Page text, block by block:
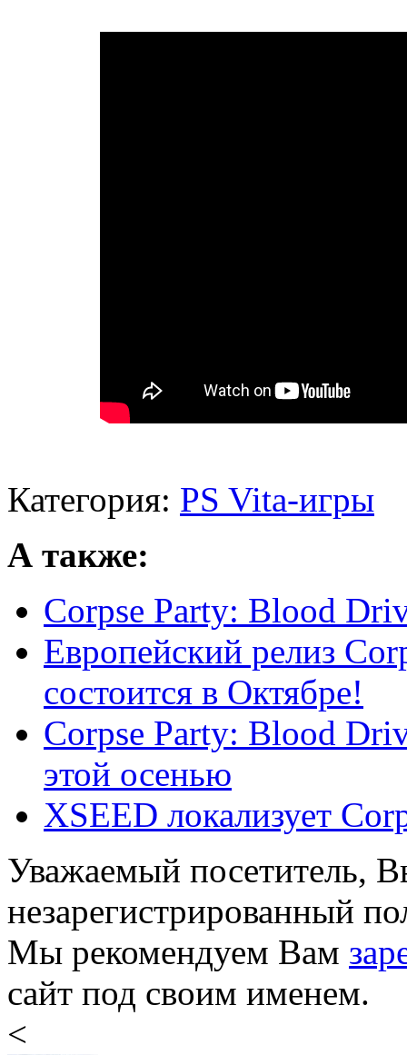
Категория: PS Vita-игры
А также:
Corpse Party: Blood
Европейский релиз
состоится в Октябре!
Corpse Party: Blood
этой осенью
XSEED локализует
Уважаемый посетитель,
незарегистрированный
Мы рекомендуем Вам
сайт под своим именем.
<